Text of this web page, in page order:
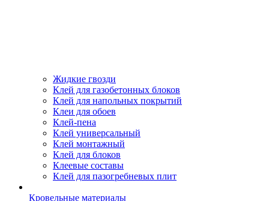
Жидкие гвозди
Клей для газобетонных блоков
Клей для напольных покрытий
Клеи для обоев
Клей-пена
Клей универсальный
Клей монтажный
Клей для блоков
Клеевые составы
Клей для пазогребневых плит
Кровельные материалы